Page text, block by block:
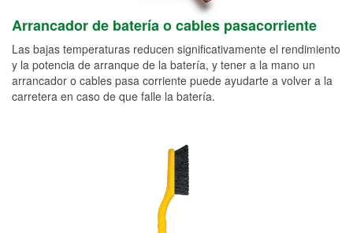
Arrancador de batería o cables pasacorriente
Las bajas temperaturas reducen significativamente el rendimiento
y la potencia de arranque de la batería, y tener a la mano un
arrancador o cables pasa corriente puede ayudarte a volver a la
carretera en caso de que falle la batería.